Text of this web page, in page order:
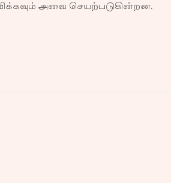
அவை செயற்படுகின்றன.